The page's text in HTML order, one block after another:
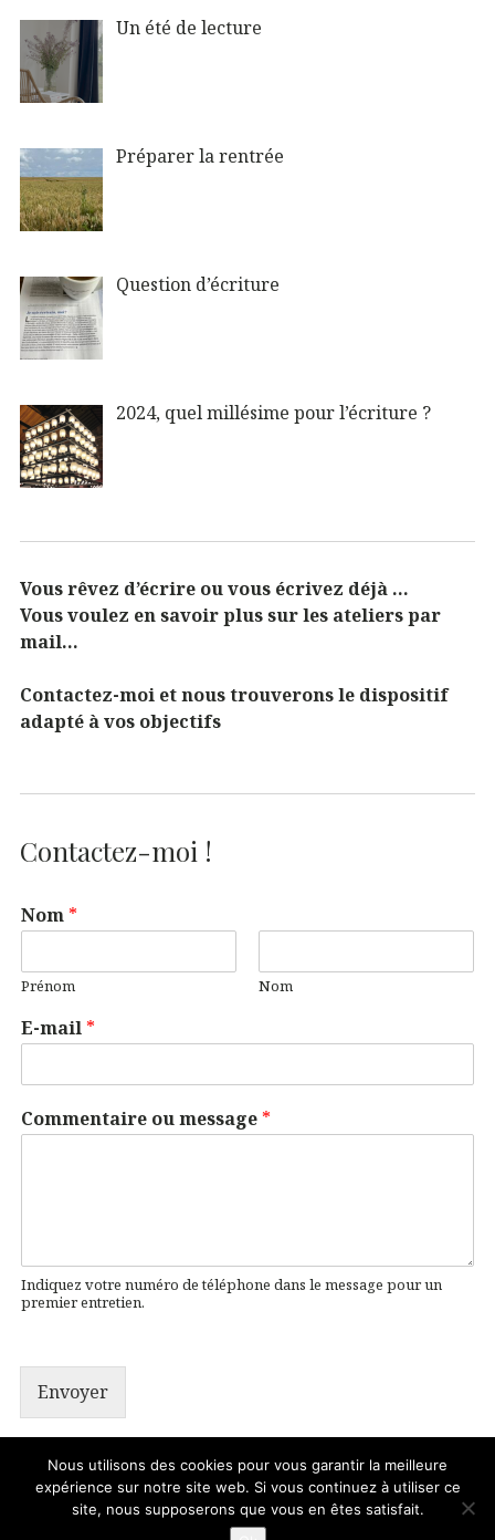
Un été de lecture
Préparer la rentrée
Question d’écriture
2024, quel millésime pour l’écriture ?
Vous rêvez d’écrire ou vous écrivez déjà …
Vous voulez en savoir plus sur les ateliers par
mail…
Contactez-moi et nous trouverons le dispositif
adapté à vos objectifs
Contactez-moi !
Nom *
Prénom Nom
E-mail *
Commentaire ou message *
Indiquez votre numéro de téléphone dans le message pour un
premier entretien.
Envoyer
© 2026 . - Treize images
Pour me contacter
Nous utilisons des cookies pour vous garantir la meilleure
expérience sur notre site web. Si vous continuez à utiliser ce
site, nous supposerons que vous en êtes satisfait.